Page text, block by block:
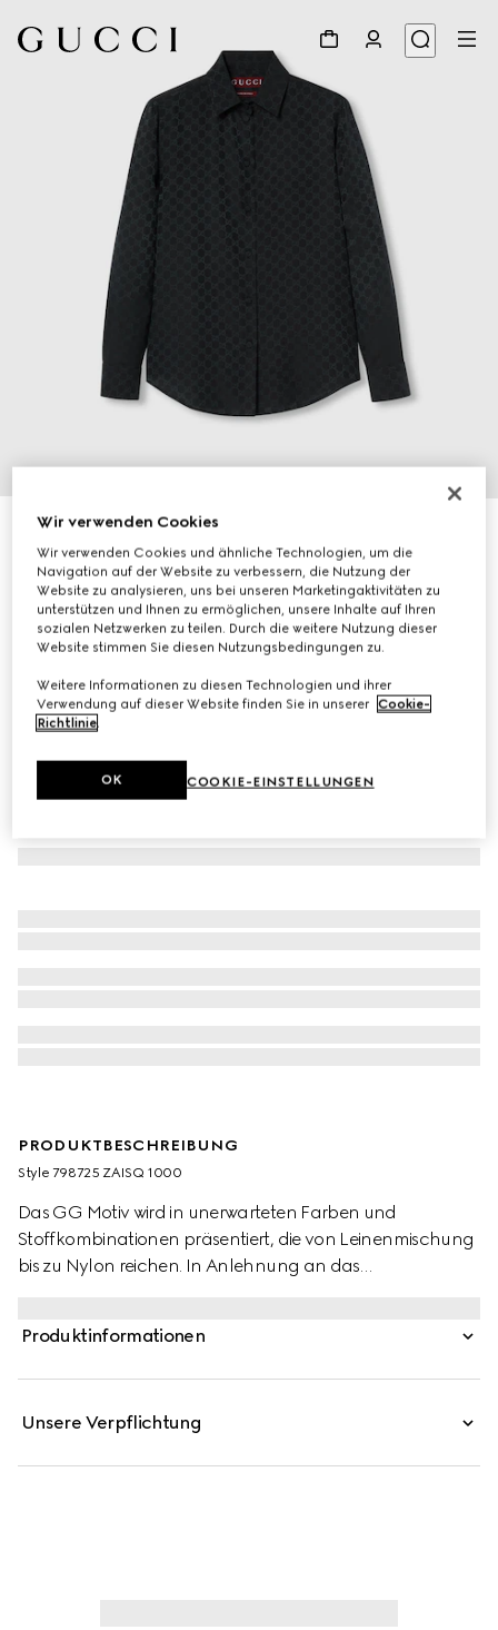
Bluse aus GG Seiden-Crêpe
€ 1.400
Variantenschwarz
PRODUKTBESCHREIBUNG
Style ‎798725 ZAISQ 1000
Das GG Motiv wird in unerwarteten Farben und
Stoffkombinationen präsentiert, die von Leinenmischung
bis zu Nylon reichen. In Anlehnung an das
Mit dem gleichen Material bezogene Knöpfe
Produktinformationen
Unsere Verpflichtung
Wir verwenden Cookies
Wir verwenden Cookies und ähnliche Technologien, um die
Navigation auf der Website zu verbessern, die Nutzung der
Website zu analysieren, uns bei unseren Marketingaktivitäten zu
unterstützen und Ihnen zu ermöglichen, unsere Inhalte auf Ihren
sozialen Netzwerken zu teilen. Durch die weitere Nutzung dieser
Website stimmen Sie diesen Nutzungsbedingungen zu.
Weitere Informationen zu diesen Technologien und ihrer
Verwendung auf dieser Website finden Sie in unserer Cookie-
Richtlinie.
COOKIE-EINSTELLUNGEN
OK